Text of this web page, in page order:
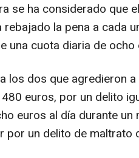
se ha considerado que
rebajado la pena a cada
una cuota diaria de
los dos que agredieron
euros, por un delito
euros al día durante
por un delito de maltrato